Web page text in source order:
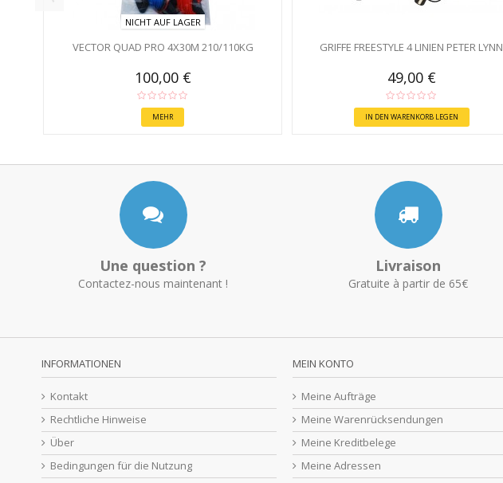
NICHT AUF LAGER
VECTOR QUAD PRO 4X30M 210/110KG
100,00 €
MEHR
GRIFFE FREESTYLE 4 LINIEN PETER LYNN
49,00 €
IN DEN WARENKORB LEGEN
Une question ?
Contactez-nous maintenant !
Livraison
Gratuite à partir de 65€
INFORMATIONEN
Kontakt
Rechtliche Hinweise
Über
Bedingungen für die Nutzung
MEIN KONTO
Meine Aufträge
Meine Warenrücksendungen
Meine Kreditbelege
Meine Adressen